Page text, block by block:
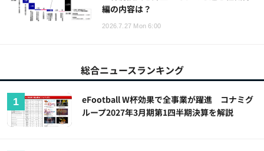
編の内容は？
2026.7.27 Mon 6:00
総合ニュースランキング
eFootball W杯効果で全事業が躍進 コナミグ
ループ2027年3月期第1四半期決算を解説